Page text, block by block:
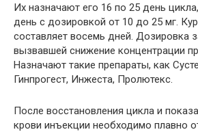
Их назначают его 16 по 25 день
день с дозировкой от 10 до 25 мг.
составляет восемь дней. Дозировка
вызвавшей снижение концентрации
Назначают такие препараты, как
Гинпрогест, Инжеста, Пролютекс.
После восстановления цикла и
крови инъекции необходимо плавно